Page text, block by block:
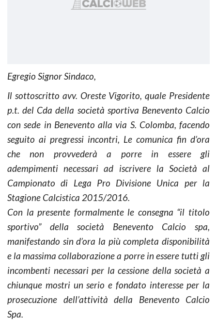
Egregio Signor Sindaco,
Il sottoscritto avv. Oreste Vigorito, quale Presidente
p.t. del Cda della società sportiva Benevento Calcio
con sede in Benevento alla via S. Colomba, facendo
seguito ai pregressi incontri, Le comunica fin d’ora
che non provvederà a porre in essere gli
adempimenti necessari ad iscrivere la Società al
Campionato di Lega Pro Divisione Unica per la
Stagione Calcistica 2015/2016.
Con la presente formalmente le consegna “il titolo
sportivo” della società Benevento Calcio spa,
manifestando sin d’ora la più completa disponibilità
e la massima collaborazione a porre in essere tutti gli
incombenti necessari per la cessione della società a
chiunque mostri un serio e fondato interesse per la
prosecuzione dell’attività della Benevento Calcio
Spa.